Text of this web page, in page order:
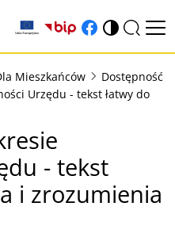
(otwiera w
(otwiera w
Mieszkańców
Dostępność
Urzędu - tekst łatwy do
- tekst
i zrozumienia